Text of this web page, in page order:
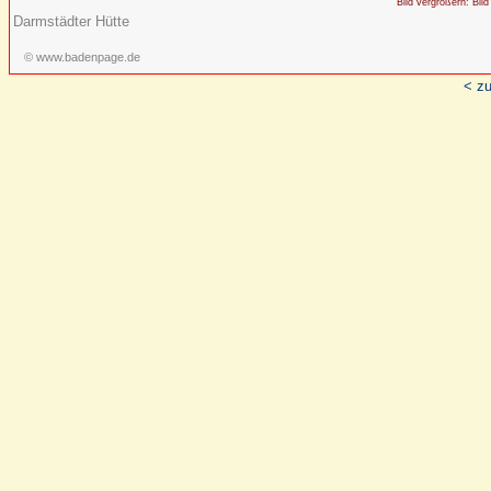
Bild vergrößern:
Darmstädter Hütte
© www.badenpage.de
<